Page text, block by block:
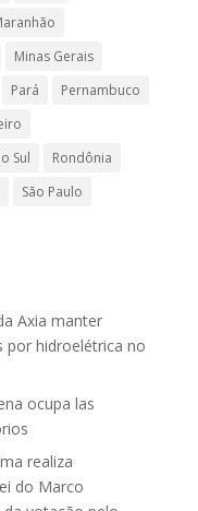
Minas Gerais
Pará
Pernambuco
Sul
Rondônia
São Paulo
Axia manter
por hidroelétrica no
ocupa las
realiza
do Marco